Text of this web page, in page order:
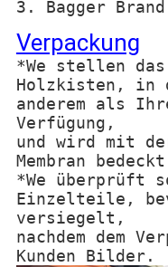
3. Bagger
Verpackung
*We stellen
Holzkisten, in
anderem als
Verfügung,
und wird mit
Membran
*We überprüft
Einzelteile,
versiegelt,
nachdem dem
Kunden Bilder.